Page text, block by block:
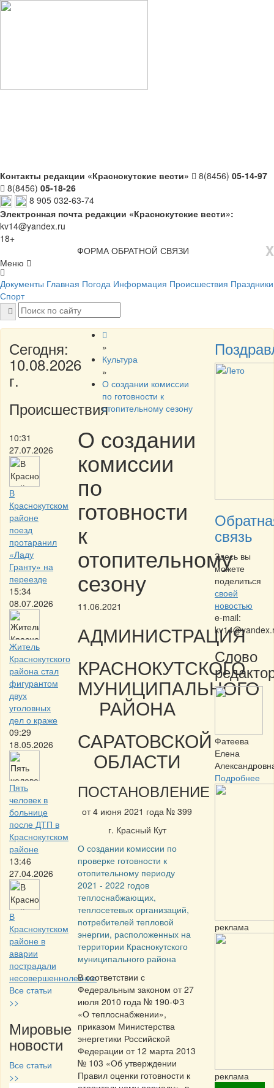
Контакты редакции «Краснокутские вести» 8(8456) 05-14-97
8(8456) 05-18-26
8 905 032-63-74
Электронная почта редакции «Краснокутские вести»:
kv14@yandex.ru
18+
X
ФОРМА ОБРАТНОЙ СВЯЗИ
Меню
Документы Главная Погода Информация Происшествия Праздники
Спорт
Сегодня:
10.08.2026
г.
Происшествия
10:31
27.07.2026
В
Краснокутском
районе
поезд
протаранил
«Ладу
Гранту» на
переезде
15:34
08.07.2026
Житель
Краснокутского
района стал
фигурантом
двух
уголовных
дел о краже
09:29
18.05.2026
Пять
человек в
больнице
после ДТП в
Краснокутском
районе
13:46
27.04.2026
В
Краснокутском
районе в
аварии
пострадали
несовершеннолетние
Все статьи
>>
Мировые
новости
Все статьи
>>
»
Культура
»
О создании комиссии
по готовности к
отопительному сезону
О создании
комиссии
по
готовности
к
отопительному
сезону
11.06.2021
АДМИНИСТРАЦИЯ
КРАСНОКУТСКОГО
МУНИЦИПАЛЬНОГО
РАЙОНА
САРАТОВСКОЙ
ОБЛАСТИ
ПОСТАНОВЛЕНИЕ
от 4 июня 2021 года № 399
г. Красный Кут
О создании комиссии по
проверке готовности к
отопительному периоду
2021 - 2022 годов
теплоснабжающих,
теплосетевых организаций,
потребителей тепловой
энергии, расположенных на
территории Краснокутского
муниципального района
В соответствии с
Федеральным законом от 27
июля 2010 года № 190-ФЗ
«О теплоснабжении»,
приказом Министерства
энергетики Российской
Федерации от 12 марта 2013
№ 103 «Об утверждении
Правил оценки готовности к
связь
Здесь вы
можете
поделиться
своей
новостью
e-mail:
Слово
Фатеева
Елена
Подробнее
реклама
реклама